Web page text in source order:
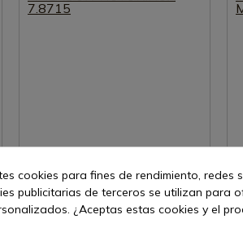
Ver producto
REF: 7.8715.03
cookies para fines de rendimiento, redes
publicitarias de terceros se utilizan para
¿Aceptas estas cookies y el